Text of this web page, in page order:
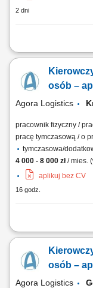
2 dni
Opis stanowiska:
kierunkowskazów,
hamulców, stanu
osób –
Agora Logistics
pracownik fizyczny /
pracę tymczasową / o
tymczasowa/
4 000 - 8 000 zł/ mies.
aplikuj bez CV
16 godz.
Zakres obowiązków:
„zamiast
rozpoczęciem pracy,
osób –
Agora Logistics